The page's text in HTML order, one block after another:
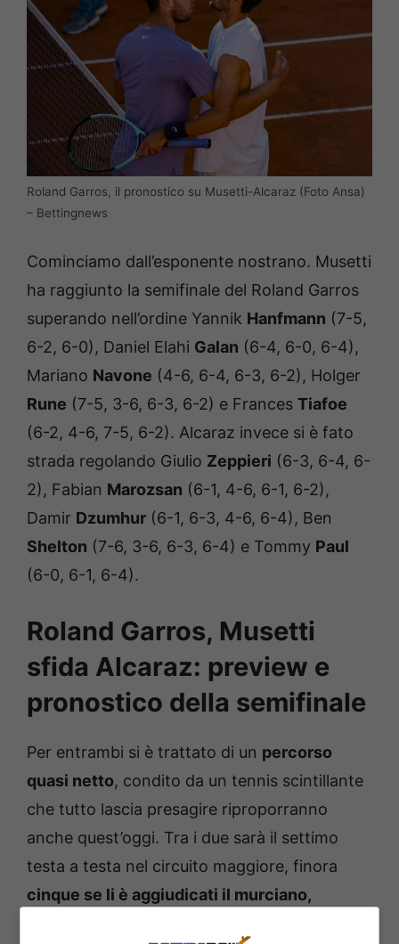
Roland Garros, il pronostico su Musetti-Alcaraz (Foto Ansa)
– Bettingnews
Cominciamo dall’esponente nostrano. Musetti
ha raggiunto la semifinale del Roland Garros
superando nell’ordine Yannik Hanfmann (7-5,
6-2, 6-0), Daniel Elahi Galan (6-4, 6-0, 6-4),
Mariano Navone (4-6, 6-4, 6-3, 6-2), Holger
Rune (7-5, 3-6, 6-3, 6-2) e Frances Tiafoe
(6-2, 4-6, 7-5, 6-2). Alcaraz invece si è fato
strada regolando Giulio Zeppieri (6-3, 6-4, 6-
2), Fabian Marozsan (6-1, 4-6, 6-1, 6-2),
Damir Dzumhur (6-1, 6-3, 4-6, 6-4), Ben
Shelton (7-6, 3-6, 6-3, 6-4) e Tommy Paul
(6-0, 6-1, 6-4).
Roland Garros, Musetti
sfida Alcaraz: preview e
pronostico della semifinale
Per entrambi si è trattato di un percorso
quasi netto, condito da un tennis scintillante
che tutto lascia presagire riproporranno
anche quest’oggi. Tra i due sarà il settimo
testa a testa nel circuito maggiore, finora
cinque se li è aggiudicati il murciano,